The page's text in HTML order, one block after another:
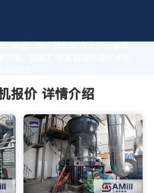
制造厂家，我们致力于为您量身
案。获取厂家直销报价及技术支
报价 详情介绍